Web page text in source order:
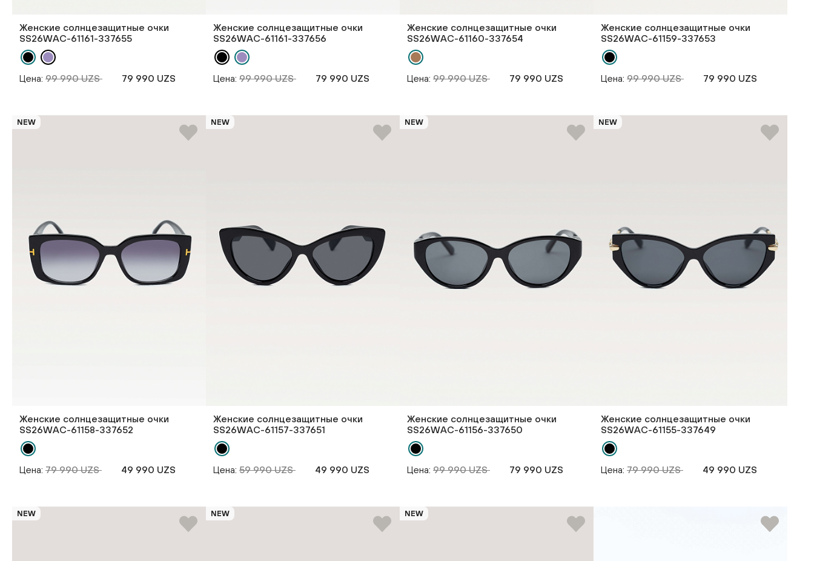
Женские солнцезащитные очки
SS26WAС-61161-337655
Цена: 99 990 UZS 79 990 UZS
Женские солнцезащитные очки
SS26WAС-61161-337656
Цена: 99 990 UZS 79 990 UZS
Женские солнцезащитные очки
SS26WAС-61160-337654
Цена: 99 990 UZS 79 990 UZS
Женские солнцезащитные очки
SS26WAС-61159-337653
Цена: 99 990 UZS 79 990 UZS
NEW
Женские солнцезащитные очки
SS26WAС-61158-337652
Цена: 79 990 UZS 49 990 UZS
NEW
Женские солнцезащитные очки
SS26WAС-61157-337651
Цена: 59 990 UZS 49 990 UZS
NEW
Женские солнцезащитные очки
SS26WAС-61156-337650
Цена: 99 990 UZS 79 990 UZS
NEW
Женские солнцезащитные очки
SS26WAС-61155-337649
Цена: 79 990 UZS 49 990 UZS
NEW NEW NEW